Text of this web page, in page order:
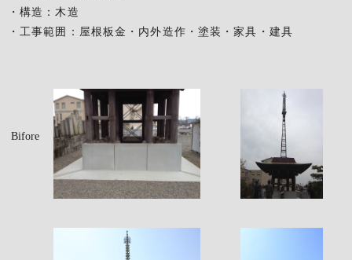
・構造：木造
・工事範囲：屋根板金・内外造作・塗装・家具・建具
Bifore